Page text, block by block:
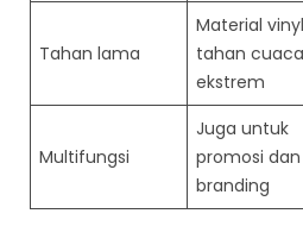
Tahan lama
Material vinyl
tahan cuaca
ekstrem
Multifungsi
Juga untuk
promosi dan
branding